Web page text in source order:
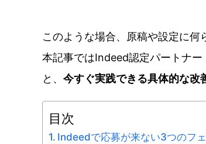
このような場合、原稿や設定に何
本記事ではIndeed認定パートナ
と、 今すぐ実践できる具体的な改
目次
Indeedで応募が来ない3つのフ